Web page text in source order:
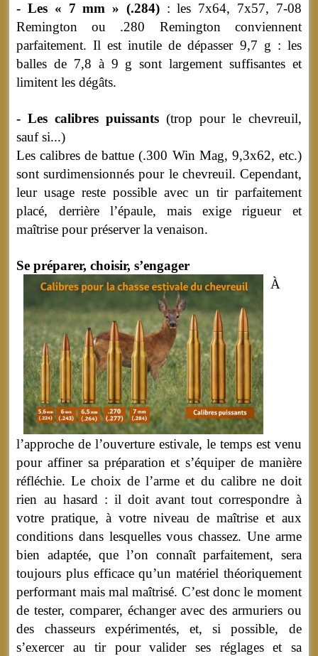
- Les « 7 mm » (.284): les 7x64, 7x57, 7-08
Remington ou .280 Remington conviennent
parfaitement. Il est inutile de dépasser 9,7 g : les
balles de 7,8 à 9 g sont largement suffisantes et
limitent les dégâts.
- Les calibres puissants (trop pour le chevreuil,
sauf si...)
Les calibres de battue (.300 Win Mag, 9,3x62, etc.)
sont surdimensionnés pour le chevreuil. Cependant,
leur usage reste possible avec un tir parfaitement
placé, derrière l’épaule, mais exige rigueur et
maîtrise pour préserver la venaison.
Se préparer, choisir, s’engager
À
l’approche de l’ouverture estivale, le temps est venu
pour affiner sa préparation et s’équiper de manière
réfléchie. Le choix de l’arme et du calibre ne doit
rien au hasard : il doit avant tout correspondre à
votre pratique, à votre niveau de maîtrise et aux
conditions dans lesquelles vous chassez. Une arme
bien adaptée, que l’on connaît parfaitement, sera
toujours plus efficace qu’un matériel théoriquement
performant mais mal maîtrisé. C’est donc le moment
de tester, comparer, échanger avec des armuriers ou
des chasseurs expérimentés, et, si possible, de
s’exercer au tir pour valider ses réglages et sa